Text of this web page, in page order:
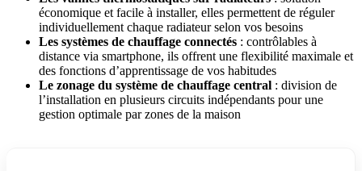
économique et facile à installer, elles permettent de réguler
individuellement chaque radiateur selon vos besoins
Les systèmes de chauffage connectés : contrôlables à
distance via smartphone, ils offrent une flexibilité maximale et
des fonctions d’apprentissage de vos habitudes
Le zonage du système de chauffage central : division de
l’installation en plusieurs circuits indépendants pour une
gestion optimale par zones de la maison